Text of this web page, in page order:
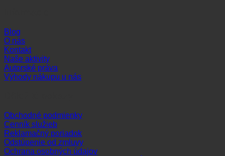
Blog
O nás
Kontakt
Naše aktivity
Autorské práva
Výhody nákupu u nás
Obchodné podmienky
Cenník služieb
Reklamačný poriadok
Odstúpenie od zmluvy
Ochrana osobných údajov